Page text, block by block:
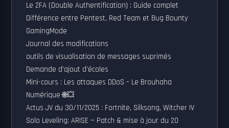
Le 2FA (Double Authentification) : Guide complet
Différence entre Pentest, Red Team et Bug Bounty
GamingMode
Journal des modifications
outils de visualisation de messages suprimés
Demande d’ajout d’écoles
Mini-cours : Les attaques DDoS – Le Brouhaha
Numérique 🌐💥
Actus JV du 30/11/2025 : Fortnite, Silksong, Witcher IV
Solo Leveling: ARISE — Patch & mise à jour du 20